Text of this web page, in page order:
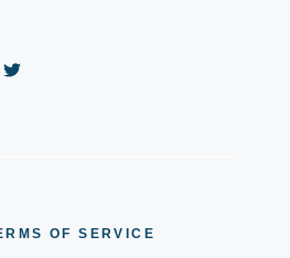
OF SERVICE